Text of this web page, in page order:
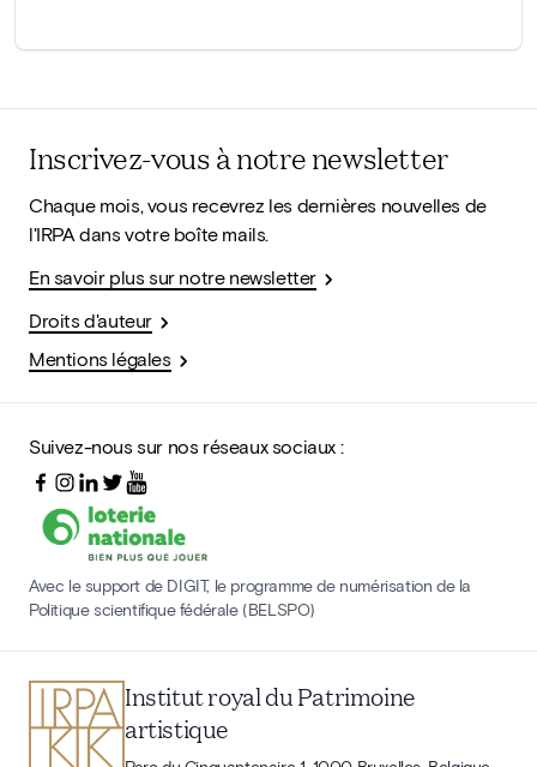
Inscrivez-vous à notre newsletter
Chaque mois, vous recevrez les dernières nouvelles de
l'IRPA dans votre boîte mails.
En savoir plus sur notre newsletter
Droits d'auteur
Mentions légales
Suivez-nous sur nos réseaux sociaux :
Avec le support de DIGIT, le programme de numérisation de la
Politique scientifique fédérale (BELSPO)
Institut royal du Patrimoine
artistique